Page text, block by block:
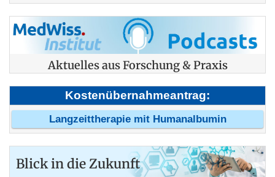
Aktuelles aus Forschung & Praxis
Kostenübernahmeantrag:
Langzeittherapie mit Humanalbumin
Blick in die Zukunft